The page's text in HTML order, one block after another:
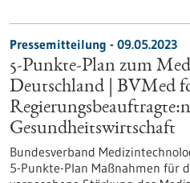
Pressemitteilung - 09.05.2023
5-Punkte-Plan zum
Deutschland | BVMed
Gesundheitswirtschaft
Bundesverband
5-Punkte-Plan Maßnahmen für